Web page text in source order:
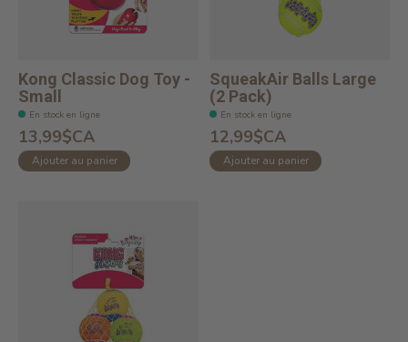
Kong Classic Dog Toy -
Small
En stock en ligne
13,99$CA
Ajouter au panier
SqueakAir Balls Large
(2 Pack)
En stock en ligne
12,99$CA
Ajouter au panier